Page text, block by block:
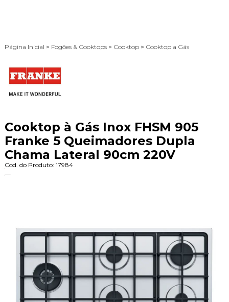
Página Inicial > Fogões & Cooktops > Cooktop > Cooktop a Gás
Cooktop à Gás Inox FHSM 905
Franke 5 Queimadores Dupla
Chama Lateral 90cm 220V
Cod. do Produto: 17984